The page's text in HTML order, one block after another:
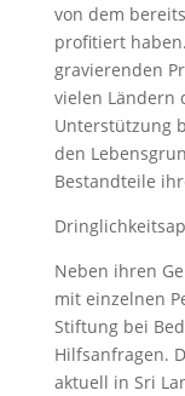
von dem
profitiert
gravierenden
vielen Ländern
Unterstützung
den
Bestandteile
Neben ihren
mit einzelnen
Stiftung bei
Hilfsanfragen.
aktuell in Sri